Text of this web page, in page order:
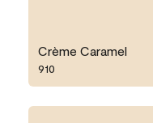
Crème Caramel
910